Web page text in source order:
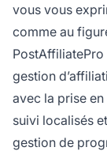
vous vous
comme au
gestion
avec la prise
suivi localisés
gestion de